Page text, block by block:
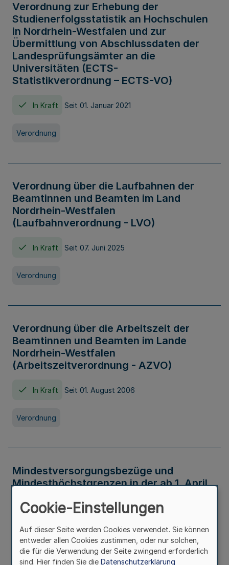
Verordnung zur Erhebung der
Studienerfolgsstatistik an Hochschulen
in Nordrhein-Westfalen und zur
Übermittlung von Abschlussdaten der
Landesprüfungsämter an die
Universitäten (ECTS-
Statistikverordnung – ECTS-VO)
In Kraft Seit 01. Januar 2021
Verordnung
Verordnung über die Laufbahnen der
Beamtinnen und Beamten im Land
Nordrhein-Westfalen
(Laufbahnverordnung - LVO)
In Kraft Seit 07. Juni 2025
Verordnung
Verordnung über die Arbeitszeit der
Beamtinnen und Beamten im Lande
Nordrhein-Westfalen
(Arbeitszeitverordnung - AZVO)
In Kraft Seit 01. August 2006
Verordnung
Mindestversorgungsbezüge und
Mindesthöchstgrenzen in der ab 1. April
Verwaltungsvorschrift
Cookie-Einstellungen
Auf dieser Seite werden Cookies verwendet. Sie können
entweder allen Cookies zustimmen, oder nur solchen,
die für die Verwendung der Seite zwingend erforderlich
sind. Hier finden Sie die Datenschutzerklärung